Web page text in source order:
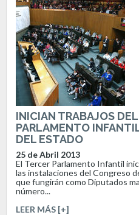
INICIAN TRABAJOS
PARLAMENTO
DEL ESTADO
25 de Abril 2013
El Tercer Parlamento Infantil
las instalaciones del Congreso
que fungirán como Diputados
número...
LEER MÁS [+]